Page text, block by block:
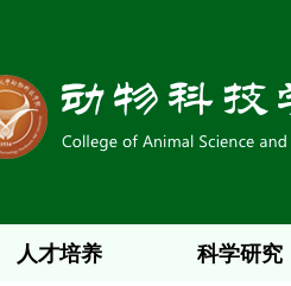
人才培养 科学研究